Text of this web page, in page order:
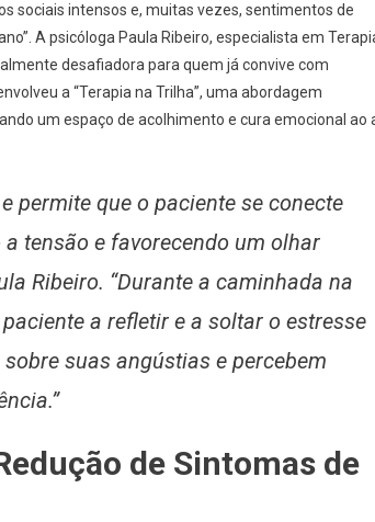
sociais intensos e, muitas vezes, sentimentos de
A psicóloga Paula Ribeiro, especialista em
desafiadora para quem já convive com
a “Terapia na Trilha”, uma abordagem
um espaço de acolhimento e cura emocional ao
permite que o paciente se conecte
tensão e favorecendo um olhar
Ribeiro. “Durante a caminhada na
a refletir e a soltar o estresse
suas angústias e percebem
de Sintomas de